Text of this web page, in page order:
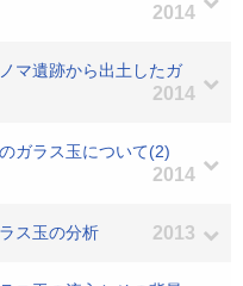
2014
マ遺跡から出土したガ
2014
ガラス玉について(2)
2014
ス玉の分析 2013